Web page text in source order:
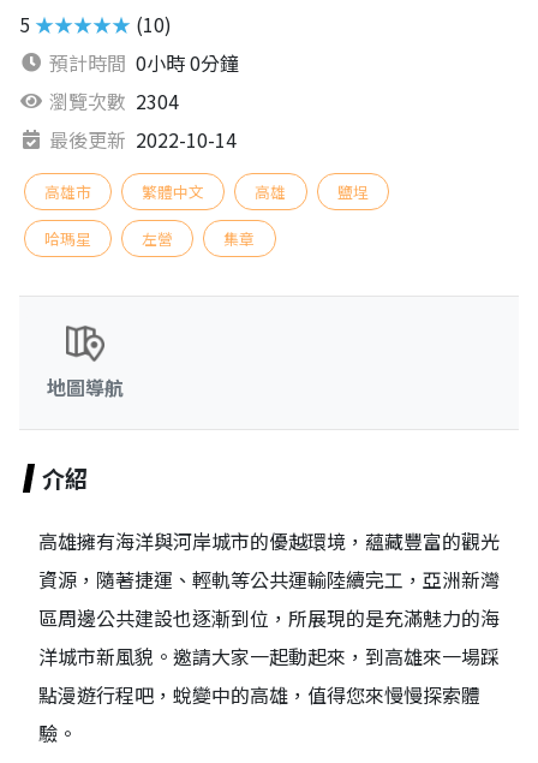
5 ★★★★★ (10)
預計時間 0小時 0分鐘
瀏覽次數 2304
最後更新 2022-10-14
高雄市 繁體中文 高雄 鹽埕
哈瑪星 左營 集章
地圖導航
介紹
高雄擁有海洋與河岸城市的優越環境，蘊藏豐富的觀光
資源，隨著捷運、輕軌等公共運輸陸續完工，亞洲新灣
區周邊公共建設也逐漸到位，所展現的是充滿魅力的海
洋城市新風貌。邀請大家一起動起來，到高雄來一場踩
點漫遊行程吧，蛻變中的高雄，值得您來慢慢探索體
驗。